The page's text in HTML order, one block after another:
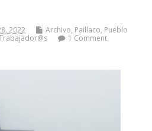
2022 Archivo, Paillaco, Pueblo
1 Comment